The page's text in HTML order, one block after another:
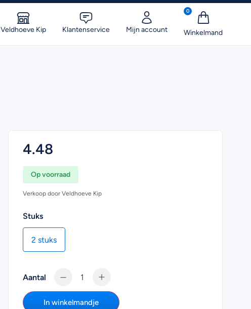
Veldhoeve Kip Klantenservice Mijn account
0
4.48
Op voorraad
Verkoop door Veldhoeve Kip
Stuks
2 stuks
Aantal
In winkelmandje